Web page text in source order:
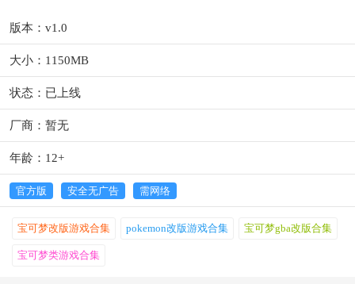
版本：v1.0
大小：1150MB
状态：已上线
厂商：暂无
年龄：12+
官方版 安全无广告 需网络
宝可梦改版游戏合集 pokemon改版游戏合集 宝可梦gba改版合集
宝可梦类游戏合集